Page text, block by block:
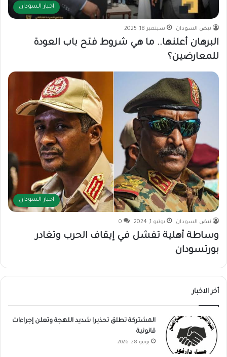
اخبار السودان
نبض السودان سبتمبر 18, 2025
البرهان أعلنها.. ما هي شروط فتح باب العودة
للمعارضين؟
اخبار السودان
نبض السودان يونيو 1, 2024 0
وساطة أهلية تفشل في إيقاف الحرب وتغادر
بورتسودان
أخر الاخبار
المشتركة تطلق تحذيرا شديد اللهجة وتعلن إجراءات
قانونية
يونيو 28, 2026